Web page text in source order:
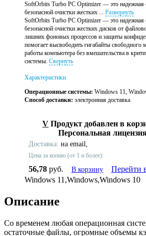
SoftOrbits Turbo PC Optimizer — это надежная
безопасной очистки жестких ... Развернуть
SoftOrbits Turbo PC Optimizer — это надежная
безопасной очистки жестких дисков от
лишних фоновых процессов и защиты
помогает высвободить гигабайты свободного
работы компьютера без вмешательства в
системы. Свернуть
Характеристики
Операционные системы: Windows 11,
Способ доставки: электронная доставка
V Продукт добавлен в
Персональная
Доставка: на email,
Цена за копию (от 1 и более):
56,78 руб. В корзину
Перейти
Windows 11,Windows,Windows 10
Описание
Со временем любая операционная
остаточные файлы, огромные объемы